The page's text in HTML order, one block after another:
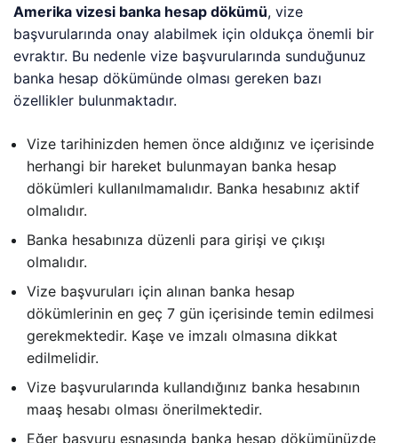
Amerika vizesi banka hesap dökümü, vize
başvurularında onay alabilmek için oldukça önemli bir
evraktır. Bu nedenle vize başvurularında sunduğunuz
banka hesap dökümünde olması gereken bazı
özellikler bulunmaktadır.
Vize tarihinizden hemen önce aldığınız ve içerisinde
herhangi bir hareket bulunmayan banka hesap
dökümleri kullanılmamalıdır. Banka hesabınız aktif
olmalıdır.
Banka hesabınıza düzenli para girişi ve çıkışı
olmalıdır.
Vize başvuruları için alınan banka hesap
dökümlerinin en geç 7 gün içerisinde temin edilmesi
gerekmektedir. Kaşe ve imzalı olmasına dikkat
edilmelidir.
Vize başvurularında kullandığınız banka hesabının
maaş hesabı olması önerilmektedir.
Eğer başvuru esnasında banka hesap dökümünüzde